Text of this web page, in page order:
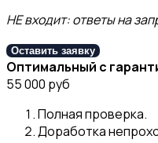
НЕ входит: ответы на
Оставить заявку
Оптимальный с
55 000 руб
Полная проверка.
Доработка